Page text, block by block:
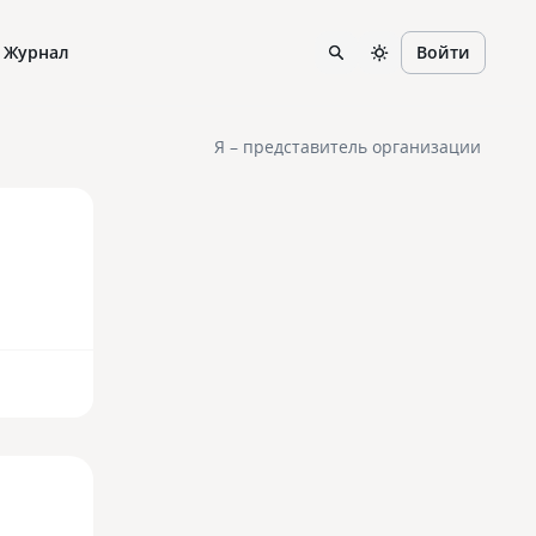
Журнал Войти
Я – представитель организации